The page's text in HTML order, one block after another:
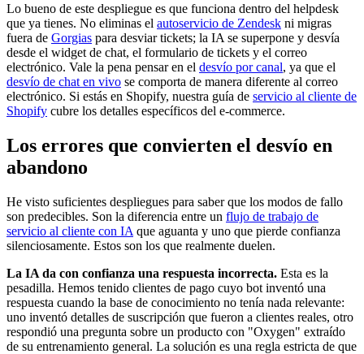
Lo bueno de este despliegue es que funciona dentro del helpdesk
que ya tienes. No eliminas el autoservicio de Zendesk ni migras
fuera de Gorgias para desviar tickets; la IA se superpone y desvía
desde el widget de chat, el formulario de tickets y el correo
electrónico. Vale la pena pensar en el desvío por canal, ya que el
desvío de chat en vivo se comporta de manera diferente al correo
electrónico. Si estás en Shopify, nuestra guía de servicio al cliente de
Shopify cubre los detalles específicos del e-commerce.
Los errores que convierten el desvío en
abandono
He visto suficientes despliegues para saber que los modos de fallo
son predecibles. Son la diferencia entre un flujo de trabajo de
servicio al cliente con IA que aguanta y uno que pierde confianza
silenciosamente. Estos son los que realmente duelen.
La IA da con confianza una respuesta incorrecta. Esta es la
pesadilla. Hemos tenido clientes de pago cuyo bot inventó una
respuesta cuando la base de conocimiento no tenía nada relevante:
uno inventó detalles de suscripción que fueron a clientes reales, otro
respondió una pregunta sobre un producto con "Oxygen" extraído
de su entrenamiento general. La solución es una regla estricta de que